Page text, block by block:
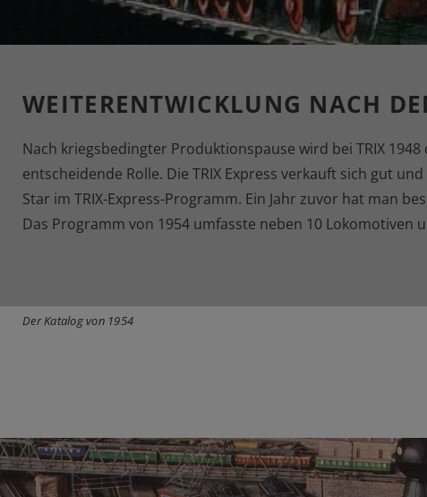
WEITERENTWICKLUNG NACH
Nach kriegsbedingter Produktionspause wird bei TRIX
entscheidende Rolle. Die TRIX Express verkauft sich gut
Star im TRIX-Express-Programm. Ein Jahr zuvor hat man
Das Programm von 1954 umfasste neben 10
Der Katalog von 1954